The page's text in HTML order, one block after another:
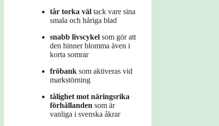
tår torka väl tack vare sina
smala och håriga blad
snabb livscykel som gör att
den hinner blomma även i
korta somrar
fröbank som aktiveras vid
markstörning
tålighet mot näringsrika
förhållanden som är
vanliga i svenska åkrar